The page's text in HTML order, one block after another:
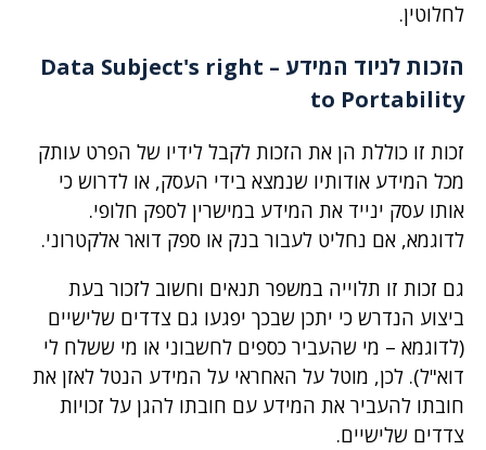
לחלוטין.
הזכות לניוד המידע – Data Subject's right
to Portability
זכות זו כוללת הן את הזכות לקבל לידיו של הפרט עותק
מכל המידע אודותיו שנמצא בידי העסק, או לדרוש כי
אותו עסק ינייד את המידע במישרין לספק חלופי.
לדוגמא, אם נחליט לעבור בנק או ספק דואר אלקטרוני.
גם זכות זו תלוייה במשפר תנאים וחשוב לזכור בעת
ביצוע הנדרש כי יתכן שבכך יפגעו גם צדדים שלישיים
(לדוגמא – מי שהעביר כספים לחשבוני או מי ששלח לי
דוא"ל). לכן, מוטל על האחראי על המידע הנטל לאזן את
חובתו להעביר את המידע עם חובתו להגן על זכויות
צדדים שלישיים.